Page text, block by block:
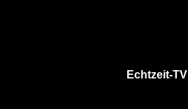
Echtzeit-TV